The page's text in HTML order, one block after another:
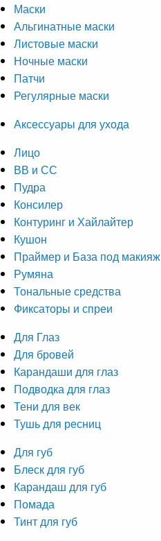
Маски
Альгинатные маски
Листовые маски
Ночные маски
Патчи
Регулярные маски
Аксессуары для ухода
Лицо
ВВ и СС
Пудра
Консилер
Контуринг и Хайлайтер
Кушон
Праймер и База под макияж
Румяна
Тональные средства
Фиксаторы и спреи
Для Глаз
Для бровей
Карандаши для глаз
Подводка для глаз
Тени для век
Тушь для ресниц
Для губ
Блеск для губ
Карандаш для губ
Помада
Тинт для губ